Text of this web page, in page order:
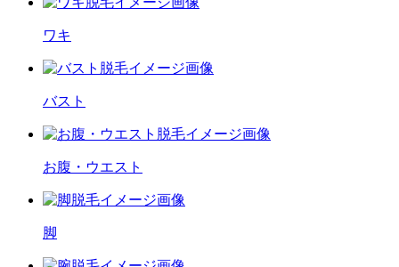
ワキ
バスト
お腹・ウエスト
脚